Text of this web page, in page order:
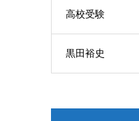
高校受験
黒田裕史